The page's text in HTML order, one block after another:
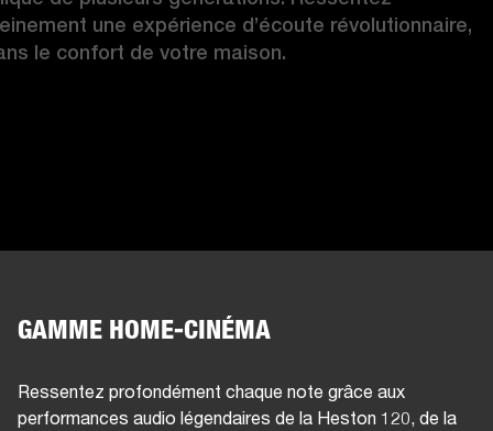
une expérience d’écoute révolutionnaire,
le confort de votre maison.
GAMME HOME-CINÉMA
Ressentez profondément chaque note grâce aux
performances audio légendaires de la Heston 120, de la